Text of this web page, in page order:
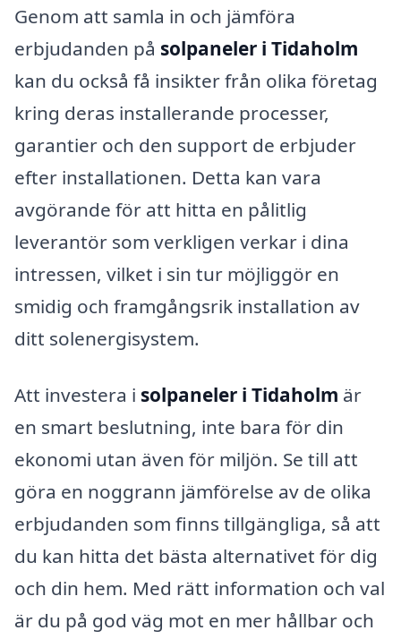
Genom att samla in och jämföra
erbjudanden på solpaneler i Tidaholm
kan du också få insikter från olika företag
kring deras installerande processer,
garantier och den support de erbjuder
efter installationen. Detta kan vara
avgörande för att hitta en pålitlig
leverantör som verkligen verkar i dina
intressen, vilket i sin tur möjliggör en
smidig och framgångsrik installation av
ditt solenergisystem.
Att investera i solpaneler i Tidaholm är
en smart beslutning, inte bara för din
ekonomi utan även för miljön. Se till att
göra en noggrann jämförelse av de olika
erbjudanden som finns tillgängliga, så att
du kan hitta det bästa alternativet för dig
och din hem. Med rätt information och val
är du på god väg mot en mer hållbar och